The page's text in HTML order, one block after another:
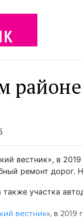
вестник», в
ремонт
участка
вестник», в 2019